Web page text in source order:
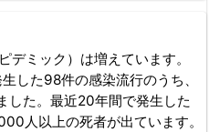
デミック）は増えています。
した98件の感染流行のうち、
した。最近20年間で発生した
人以上の死者が出ています。